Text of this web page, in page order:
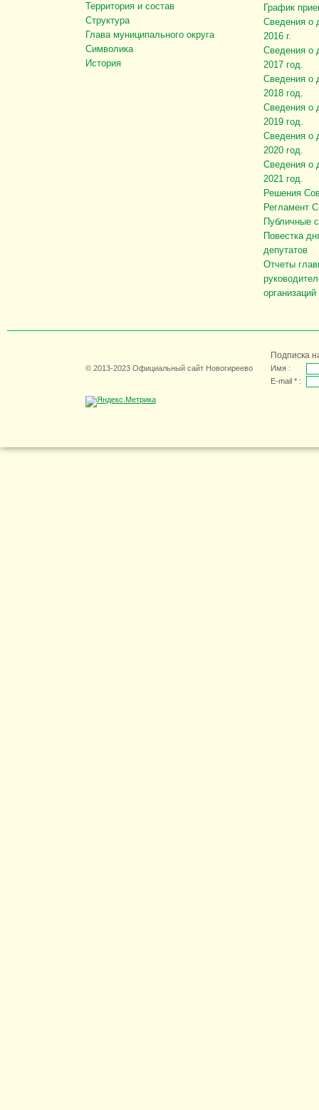
Территория и состав
Структура
Глава муниципального округа
Символика
История
График
Сведения о
2016 г.
Сведения о
2017 год.
Сведения о
2018 год.
Сведения о
2019 год.
Сведения о
2020 год.
Сведения о
2021 год.
Решения
Регламент
Публичные
Повестка
депутатов
Отчеты
организаций
© 2013-2023 Официальный сайт Новогиреево
Подписка
Имя :
E-mail * :